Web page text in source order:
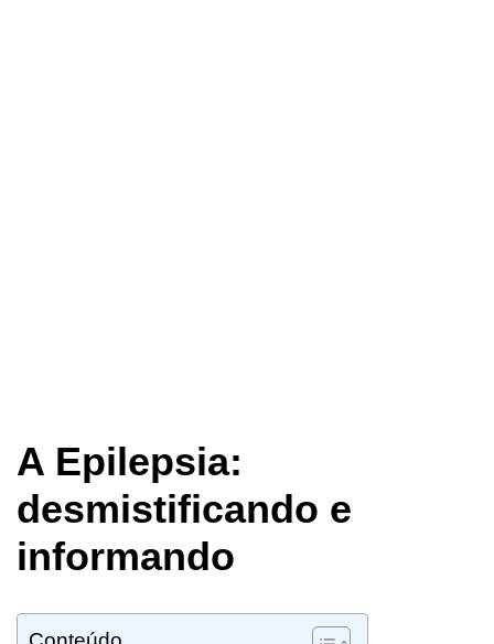
A Epilepsia:
desmistificando e
informando